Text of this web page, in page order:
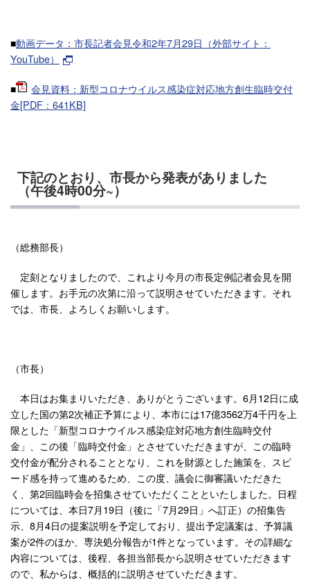
■動画データ：市長記者会見令和2年7月29日（外部サイト：
YouTube）
■
会見資料：新型コロナウイルス感染症対応地方創生臨時交付
金[PDF：641KB]
下記のとおり、市長から発表がありました
（午後4時00分~）
（総務部長）
定刻となりましたので、これより今月の市長定例記者会見を開
催します。お手元の次第に沿って説明させていただきます。それ
では、市長、よろしくお願いします。
（市長）
本日はお集まりいただき、ありがとうございます。6月12日に成
立した国の第2次補正予算により、本市には17億3562万4千円を上
限とした「新型コロナウイルス感染症対応地方創生臨時交付
金」、この後「臨時交付金」とさせていただきますが、この臨時
交付金が配分されることとなり、これを財源とした施策を、スピ
ード感を持って進めるため、この度、議会に御審議いただきた
く、第2回臨時会を招集させていただくことといたしました。日程
については、本日7月19日（後に「7月29日」へ訂正）の招集告
示、8月4日の提案説明を予定しており、提出予定議案は、予算議
案が2件のほか、専決処分報告が1件となっています。その詳細な
内容については、後程、各担当部長から説明させていただきます
ので、私からは、概括的に説明させていただきます。